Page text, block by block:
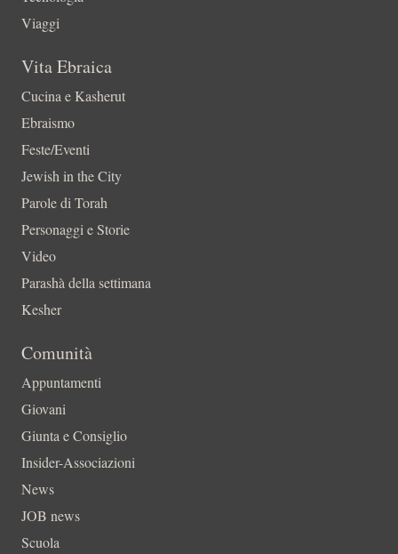
Viaggi
Vita Ebraica
Cucina e Kasherut
Ebraismo
Feste/Eventi
Jewish in the City
Parole di Torah
Personaggi e Storie
Video
Parashà della settimana
Kesher
Comunità
Appuntamenti
Giovani
Giunta e Consiglio
Insider-Associazioni
News
JOB news
Scuola